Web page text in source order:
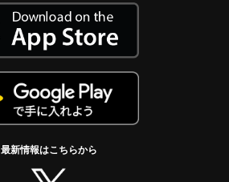
最新情報はこちらから